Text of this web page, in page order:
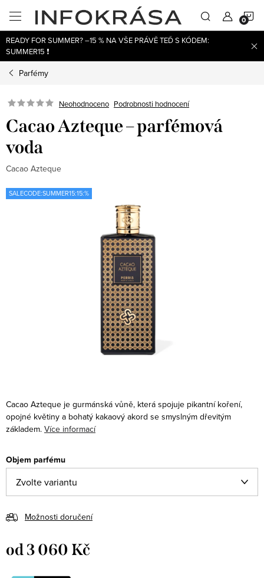
obsah
READY FOR SUMMER? –15 % NA VŠE PRÁVĚ TEĎ S KÓDEM:
SUMMER15 ❗
Parfémy
Neohodnoceno Podrobnosti hodnocení
Cacao Azteque – parfémová
voda
Cacao Azteque
SALECODE:SUMMER15:15:%
Cacao Azteque je gurmánská vůně, která spojuje pikantní koření,
opojné květiny a bohatý kakaový akord se smyslným dřevitým
základem. Více informací
Objem parfému
Možnosti doručení
od3 060 Kč